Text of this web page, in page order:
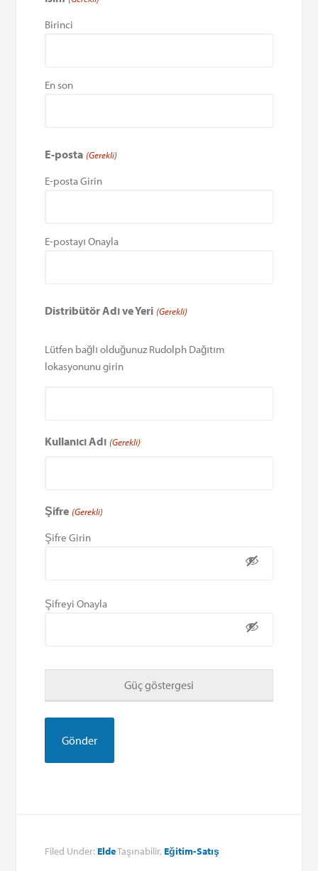
Birinci
En son
E-posta (Gerekli)
E-posta Girin
E-postayı Onayla
Distribütör Adı ve Yeri (Gerekli)
Lütfen bağlı olduğunuz Rudolph Dağıtım
lokasyonunu girin
Kullanıcı Adı (Gerekli)
Şifre (Gerekli)
Şifre Girin
Şifreyi Onayla
Güç göstergesi
Filed Under: EldeTaşınabilir, Eğitim-Satış